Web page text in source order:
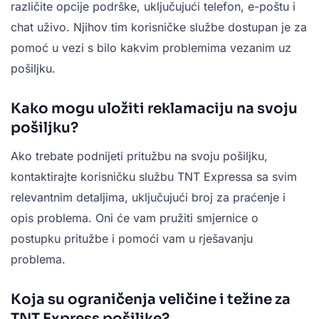
različite opcije podrške, uključujući telefon, e-poštu i
chat uživo. Njihov tim korisničke službe dostupan je za
pomoć u vezi s bilo kakvim problemima vezanim uz
pošiljku.
Kako mogu uložiti reklamaciju na svoju
pošiljku?
Ako trebate podnijeti pritužbu na svoju pošiljku,
kontaktirajte korisničku službu TNT Expressa sa svim
relevantnim detaljima, uključujući broj za praćenje i
opis problema. Oni će vam pružiti smjernice o
postupku pritužbe i pomoći vam u rješavanju
problema.
Koja su ograničenja veličine i težine za